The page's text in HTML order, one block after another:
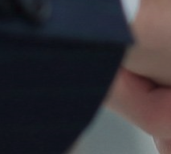
ITEM